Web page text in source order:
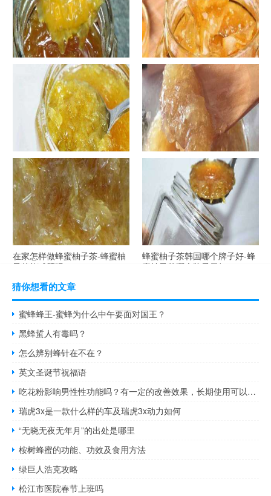
罐装蜂蜜柚子茶胖吗-蜂蜜柚子
茶喝了会发胖吗？
在家怎样做蜂蜜柚子茶-喝蜂蜜
柚子茶有哪些禁忌？
自制蜂蜜柚子茶-蜂蜜柚子茶最
容易做什么？
在家怎样做蜂蜜柚子茶-蜂蜜柚
子茶可以解酒吗？
在家怎样做蜂蜜柚子茶-蜂蜜柚
子茶能减肥吗？
蜂蜜柚子茶韩国哪个牌子好-蜂
蜜柚子茶哪个牌子最好？
猜你想看的文章
蜜蜂蜂王-蜜蜂为什么中午要面对国王？
黑蜂蜇人有毒吗？
怎么辨别蜂针在不在？
英文圣诞节祝福语
吃花粉影响男性性功能吗？有一定的改善效果，长期使用可以壮阳！
瑞虎3x是一款什么样的车及瑞虎3x动力如何
“无晓无夜无年月”的出处是哪里
桉树蜂蜜的功能、功效及食用方法
绿巨人浩克攻略
松江市医院春节上班吗